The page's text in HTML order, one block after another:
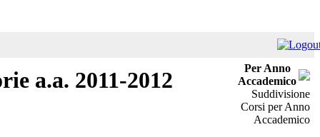
a.a. 2011-2012
Per Anno
Accademico
Suddivisione
Corsi per Anno
Accademico